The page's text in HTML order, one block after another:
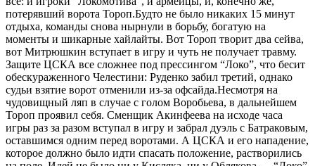
потерявший ворота Тороп.Будто не было никаких 15 минут
отдыха, команды снова нырнули в борьбу, богатую на
моменты и шикарные хайлайты. Вот Тороп творит два сейва,
вот Митрюшкин вступает в игру и чуть не получает травму.
Защите ЦСКА все сложнее под прессингом “Локо”, что бесит
обескураженного Челестини: Руденко забил третий, однако
судьи взятие ворот отменили из-за офсайда.Несмотря на
чудовищный ляп в случае с голом Воробьева, в дальнейшем
Тороп проявил себя. Сменщик Акинфеева на исходе часа
игры раз за разом вступал в игру и забрал дуэль с Батраковым,
оставшимся одним перед воротами. А ЦСКА и его нападение,
которое должно было идти спасать положение, растворились